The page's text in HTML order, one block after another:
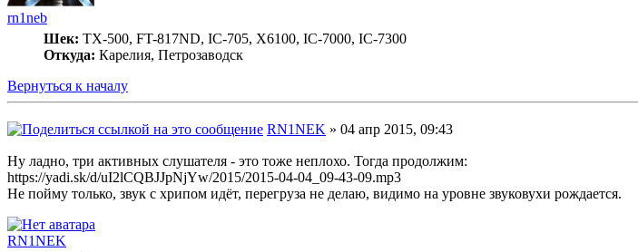
rn1neb
Шек: TX-500, FT-817ND, IC-705, X6100, IC-7000, IC-7300
Откуда: Карелия, Петрозаводск
Вернуться к началу
RN1NEK » 04 апр 2015, 09:43
Ну ладно, три активных слушателя - это тоже неплохо. Тогда продолжим:
https://yadi.sk/d/uI2lCQBJJpNjYw/2015/2015-04-04_09-43-09.mp3
Не пойму только, звук с хрипом идёт, перегруза не делаю, видимо на уровне звуковухи рождается.
RN1NEK